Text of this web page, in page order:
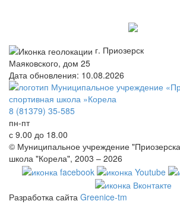
г. Приозерск
Маяковского, дом 25
Дата обновления: 10.08.2026
8 (81379) 35-585
пн-пт
с 9.00 до 18.00
© Муниципальное учреждение
школа "Корела", 2003 – 2026
Разработка сайта Greenice-tm